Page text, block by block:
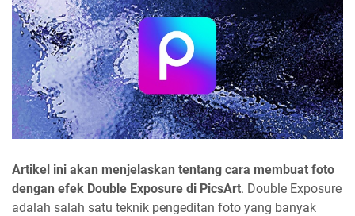
Artikel ini akan menjelaskan tentang cara membuat foto
dengan efek Double Exposure di PicsArt. Double Exposure
adalah salah satu teknik pengeditan foto yang banyak